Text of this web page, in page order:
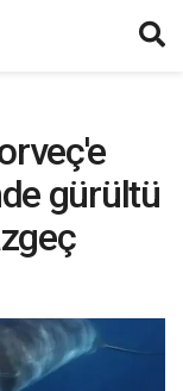
gürültü